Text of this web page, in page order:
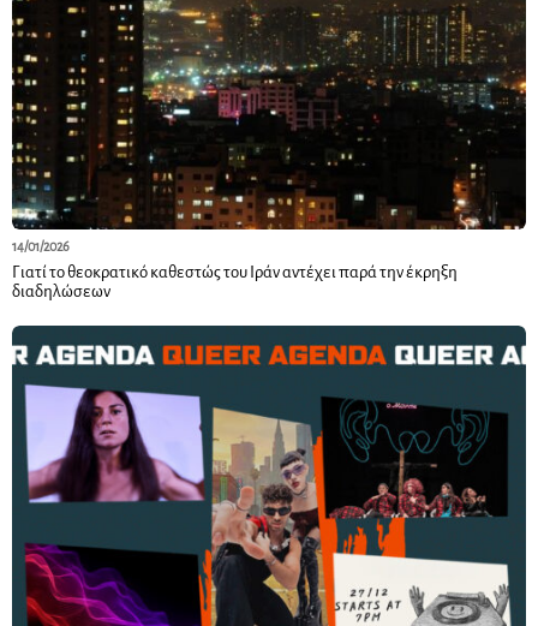
14/01/2026
Γιατί το θεοκρατικό καθεστώς του Ιράν αντέχει παρά την έκρηξη
διαδηλώσεων